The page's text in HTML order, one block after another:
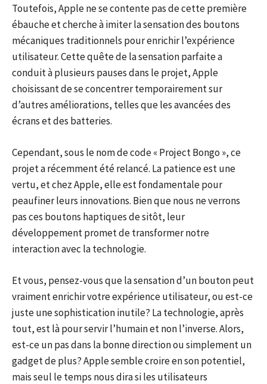
Toutefois, Apple ne se contente pas de cette première
ébauche et cherche à imiter la sensation des boutons
mécaniques traditionnels pour enrichir l’expérience
utilisateur. Cette quête de la sensation parfaite a
conduit à plusieurs pauses dans le projet, Apple
choisissant de se concentrer temporairement sur
d’autres améliorations, telles que les avancées des
écrans et des batteries.
Cependant, sous le nom de code « Project Bongo », ce
projet a récemment été relancé. La patience est une
vertu, et chez Apple, elle est fondamentale pour
peaufiner leurs innovations. Bien que nous ne verrons
pas ces boutons haptiques de sitôt, leur
développement promet de transformer notre
interaction avec la technologie.
Et vous, pensez-vous que la sensation d’un bouton peut
vraiment enrichir votre expérience utilisateur, ou est-ce
juste une sophistication inutile? La technologie, après
tout, est là pour servir l’humain et non l’inverse. Alors,
est-ce un pas dans la bonne direction ou simplement un
gadget de plus? Apple semble croire en son potentiel,
mais seul le temps nous dira si les utilisateurs